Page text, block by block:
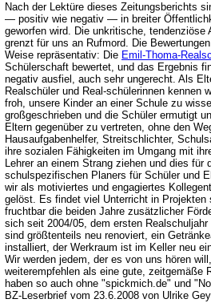
Nach der Lektüre dieses Zeitungsberichts
— positiv wie negativ — in breiter
geworfen wird. Die unkritische,
grenzt für uns an Rufmord. Die
Weise repräsentativ: Die Emil-Thoma-
Schülerschaft bewertet, und das Ergebnis
negativ ausfiel, auch sehr ungerecht. Als
Realschüler und Real-schülerinnen kennen
froh, unsere Kinder an einer Schule zu
großgeschrieben und die Schüler ermutigt
Eltern gegenüber zu vertreten, ohne den
Hausaufgabenhelfer, Streitschlichter,
ihre sozialen Fähigkeiten im Umgang mit
Lehrer an einem Strang ziehen und dies
schulspezifischen Planers für Schüler und
wir als motiviertes und engagiertes
gelöst. Es findet viel Unterricht in
fruchtbar die beiden Jahre zusätzlicher
sich seit 2004/05, dem ersten
sind größtenteils neu renoviert, ein
installiert, der Werkraum ist im Keller neu
Wir werden jedem, der es von uns hören
weiterempfehlen als eine gute,
haben so auch ohne "spickmich.de" und
BZ-Leserbrief vom 23.6.2008 von Ulrike